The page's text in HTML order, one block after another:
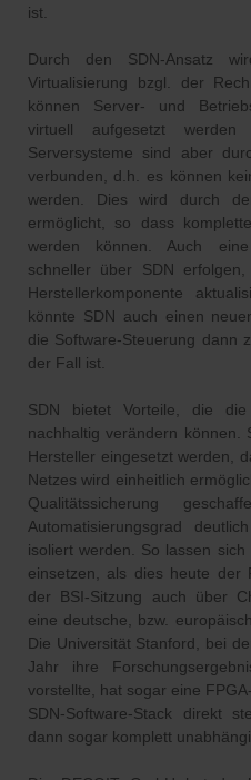
ist.
Durch den SDN‐Ansatz
Virtualisierung bzgl. der
können Server‐ und
virtuell aufgesetzt werden
Serversysteme sind aber
verbunden, d.h. es können
werden. Dies wird durch
ermöglicht, so dass
werden können. Auch eine
schneller über SDN
Herstellerkomponente
könnte SDN auch einen
die Software‐Steuerung dann
der Fall ist.
SDN bietet Vorteile, die die
nachhaltig verändern können.
Hersteller eingesetzt werden,
Netzes wird einheitlich
Qualitätssicherung
Automatisierungsgrad
isoliert werden. So lassen
einsetzen, als dies heute der
der BSI-Sitzung auch über
eine deutsche, bzw.
Die Universität Stanford, bei
Jahr ihre
vorstellte, hat sogar eine
SDN‐Software‐Stack direkt
dann sogar komplett